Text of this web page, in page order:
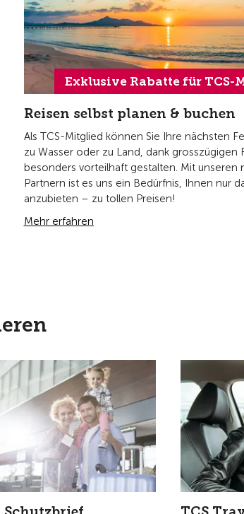
Exklusive Rabatte für TCS-
Reisen selbst planen & buchen
Als TCS-Mitglied können Sie Ihre nächsten
zu Wasser oder zu Land, dank grosszügigen
besonders vorteilhaft gestalten. Mit unseren
Partnern ist es uns ein Bedürfnis, Ihnen nur
anzubieten – zu tollen Preisen!
Mehr erfahren